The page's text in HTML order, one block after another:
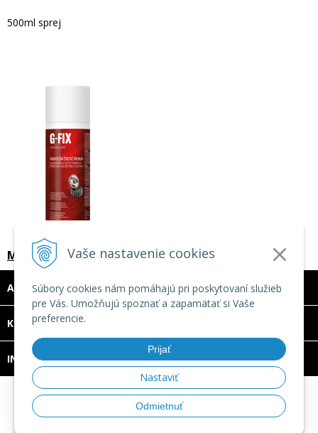
Vaše nastavenie cookies
Súbory cookies nám pomáhajú pri poskytovaní služieb
pre Vás. Umožňujú spoznať a zapamätať si Vaše
preferencie.
Prijať
Nastaviť
Odmietnuť
500ml sprej
Montážny čistič PREMIUM G-FIX
ADRESA
KONTAKT
INFO
© 2026 TECHNOMAT SK •tvorba eshopu cez UNIobchod
webhostingspoločnostiWEBYGROUP
DOVOLENKA 3. - 7. augusta 2026
Predajňa bude ZATVORENÁ a vytvorené
objednávky začneme vybavovať 10.8.2026.
Ďakujeme za pochopenie.